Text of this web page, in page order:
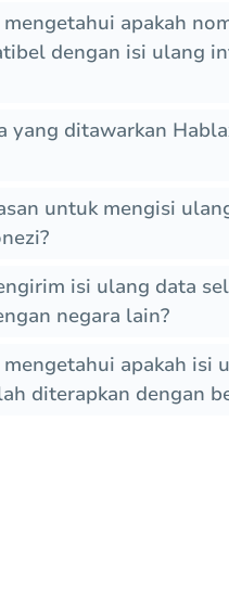
mengetahui apakah
dengan isi ulang
yang ditawarkan
untuk mengisi
isi ulang data
negara lain?
apakah isi
diterapkan dengan